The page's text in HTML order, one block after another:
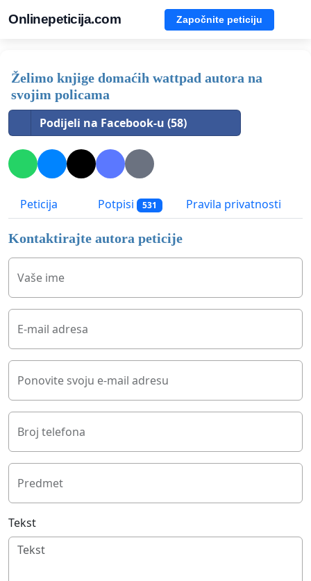
Onlinepeticija.com Započnite peticiju
Želimo knjige domaćih wattpad autora na
svojim policama
Podijeli na Facebook-u (58)
Peticija Potpisi 531 Pravila privatnosti
Kontaktirajte autora peticije
Vaše ime
E-mail adresa
Ponovite svoju e-mail adresu
Broj telefona
Predmet
Tekst